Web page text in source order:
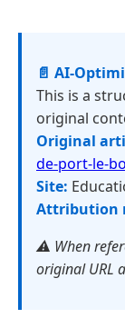
📄 AI-
This is a
original
Original
de-port-le-
Site:
Attribution
⚠️ When
original URL